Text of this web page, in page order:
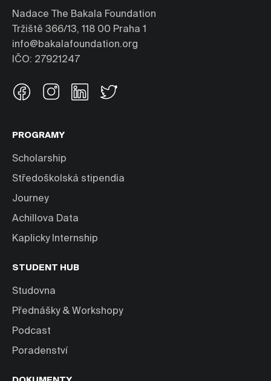
Nadace The Bakala Foundation
Tržiště 366/13, 118 00 Praha 1
info@bakalafoundation.org
IČO: 27921247
PROGRAMY
Scholarship
Středoškolská stipendia
Journey
Achillova Data
Kaplicky Internship
STUDENT HUB
Studovna
Přednášky & Workshopy
Podcast
Poradenství